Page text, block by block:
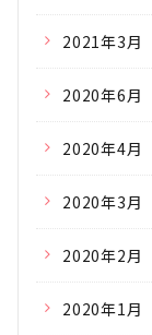
2021年3月
2020年6月
2020年4月
2020年3月
2020年2月
2020年1月